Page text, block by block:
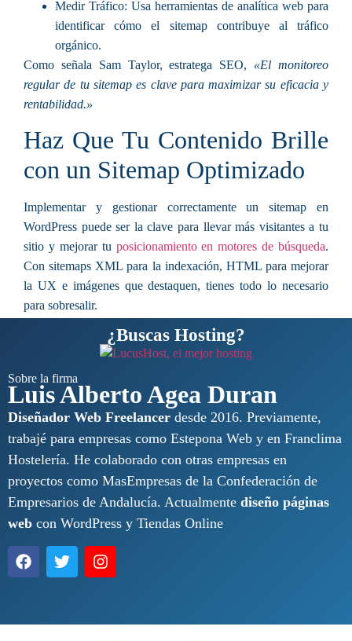
Medir Tráfico: Usa herramientas de analítica web para
identificar cómo el sitemap contribuye al tráfico
orgánico.
Como señala Sam Taylor, estratega SEO, «El monitoreo
regular de tu sitemap es clave para maximizar su eficacia y
rentabilidad.»
Haz Que Tu Contenido Brille
con un Sitemap Optimizado
Implementar y gestionar correctamente un sitemap en
WordPress puede ser la clave para llevar más visitantes a tu
sitio y mejorar tu posicionamiento en motores de búsqueda.
Con sitemaps XML para la indexación, HTML para mejorar
la UX e imágenes que destaquen, tienes todo lo necesario
para sobresalir.
¿Listo para llevar tu estrategia SEO al siguiente nivel?
Comparte tu experiencia o retos creando sitemaps en los
comentarios. ¡Estamos para ayudarte!
¿Buscas Hosting?
Sobre la firma
Luis Alberto Agea Duran
Diseñador Web Freelancer desde 2016. Previamente,
trabajé para empresas como Estepona Web y en Franclima
Hostelería. He colaborado con otras empresas en
proyectos como MasEmpresas de la Confederación de
Empresarios de Andalucía. Actualmente diseño páginas
web con WordPress y Tiendas Online